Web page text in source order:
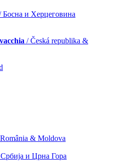
Босна и Херцеговина
/ Česká republika &
& Moldova
и Црна Гора